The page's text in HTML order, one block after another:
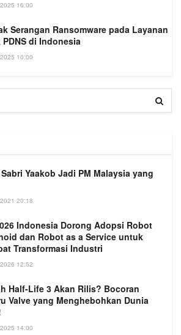
16:00
Serangan Ransomware pada Layanan
PDNS di Indonesia
10:00
Yaakob Jadi PM Malaysia yang
20:18
Indonesia Dorong Adopsi Robot
dan Robot as a Service untuk
Transformasi Industri
12:52
Half-Life 3 Akan Rilis? Bocoran
Valve yang Menghebohkan Dunia
14:00